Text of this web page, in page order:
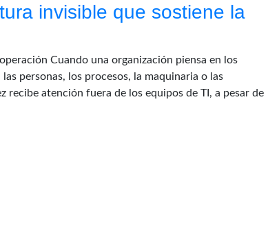
invisible que sostiene la
Cuando una organización piensa en los
personas, los procesos, la maquinaria o las
atención fuera de los equipos de TI, a pesar de